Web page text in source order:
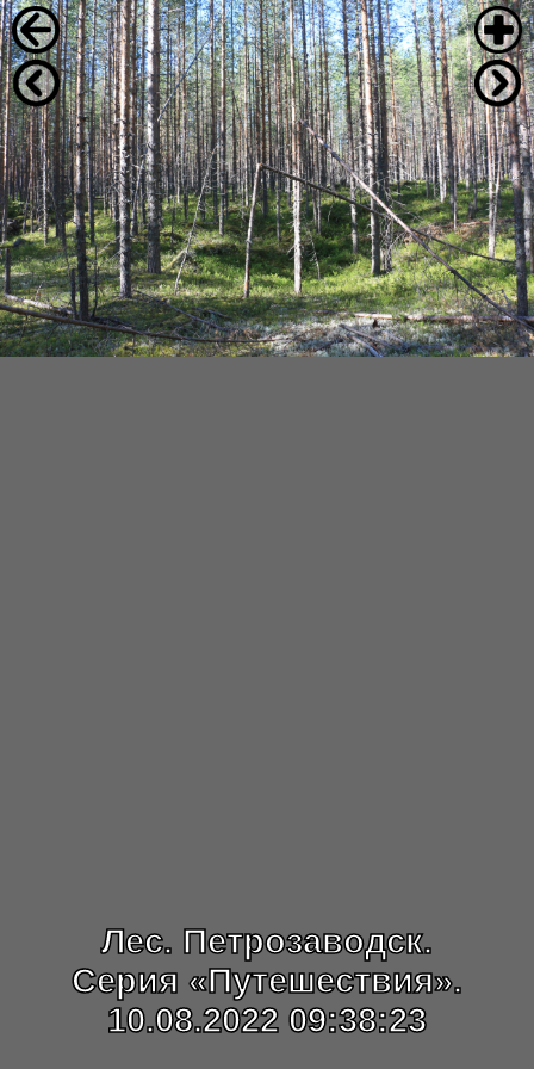
Лес. Петрозаводск.
Серия «Путешествия».
10.08.2022 09:38:23